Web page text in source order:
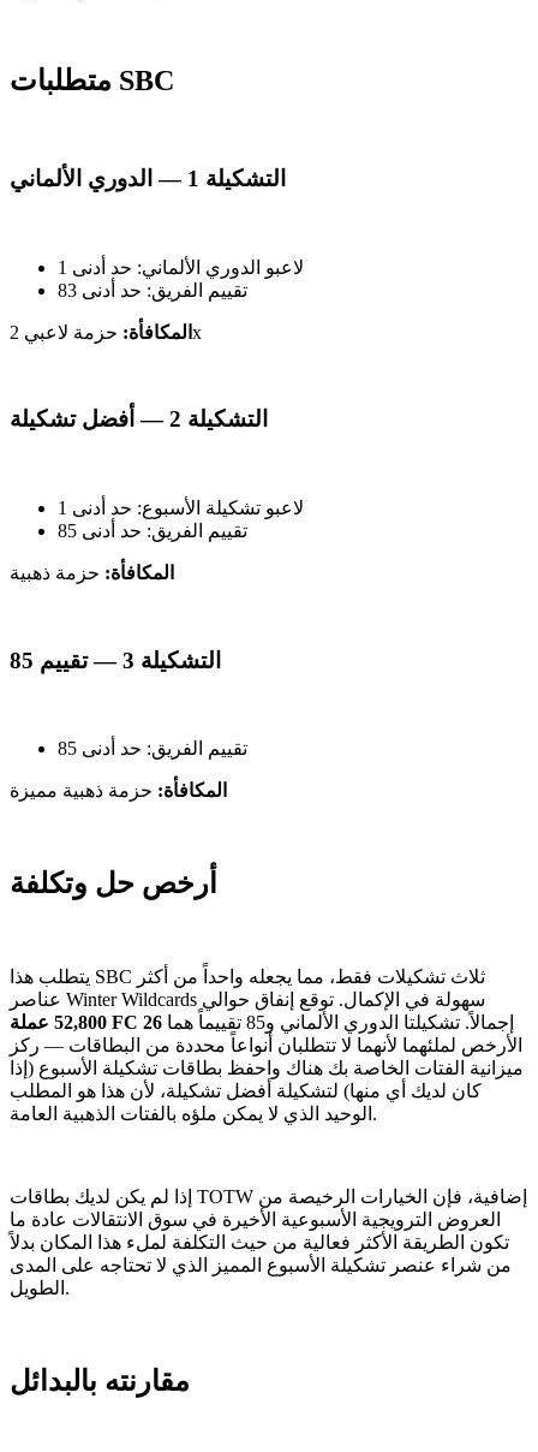
متطلبات SBC
التشكيلة 1 — الدوري الألماني
لاعبو الدوري الألماني: حد أدنى 1
تقييم الفريق: حد أدنى 83
المكافأة: حزمة لاعبي 2x
التشكيلة 2 — أفضل تشكيلة
لاعبو تشكيلة الأسبوع: حد أدنى 1
تقييم الفريق: حد أدنى 85
المكافأة: حزمة ذهبية
التشكيلة 3 — تقييم 85
تقييم الفريق: حد أدنى 85
المكافأة: حزمة ذهبية مميزة
أرخص حل وتكلفة
يتطلب هذا SBC ثلاث تشكيلات فقط، مما يجعله واحداً من أكثر
عناصر Winter Wildcards سهولة في الإكمال. توقع إنفاق حوالي
52,800 عملة FC 26
الأرخص لملئهما لأنهما لا تتطلبان أنواعاً محددة من البطاقات — ركز
ميزانية الفتات الخاصة بك هناك واحفظ بطاقات تشكيلة الأسبوع (إذا
كان لديك أي منها) لتشكيلة أفضل تشكيلة، لأن هذا هو المطلب
الوحيد الذي لا يمكن ملؤه بالفتات الذهبية العامة.
إذا لم يكن لديك بطاقات TOTW إضافية، فإن الخيارات الرخيصة من
العروض الترويجية الأسبوعية الأخيرة في سوق الانتقالات عادة ما
تكون الطريقة الأكثر فعالية من حيث التكلفة لملء هذا المكان بدلاً
من شراء عنصر تشكيلة الأسبوع المميز الذي لا تحتاجه على المدى
الطويل.
مقارنته بالبدائل